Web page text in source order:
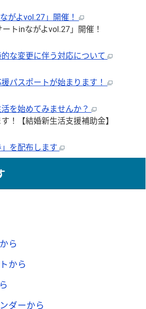
がよvol.27」開催！
トinながよvol.27」開催！
な変更に伴う対応について
パスポートが始まります！
を始めてみませんか？
！【結婚新生活支援補助金】
」を配布します
ら
から
ダーから